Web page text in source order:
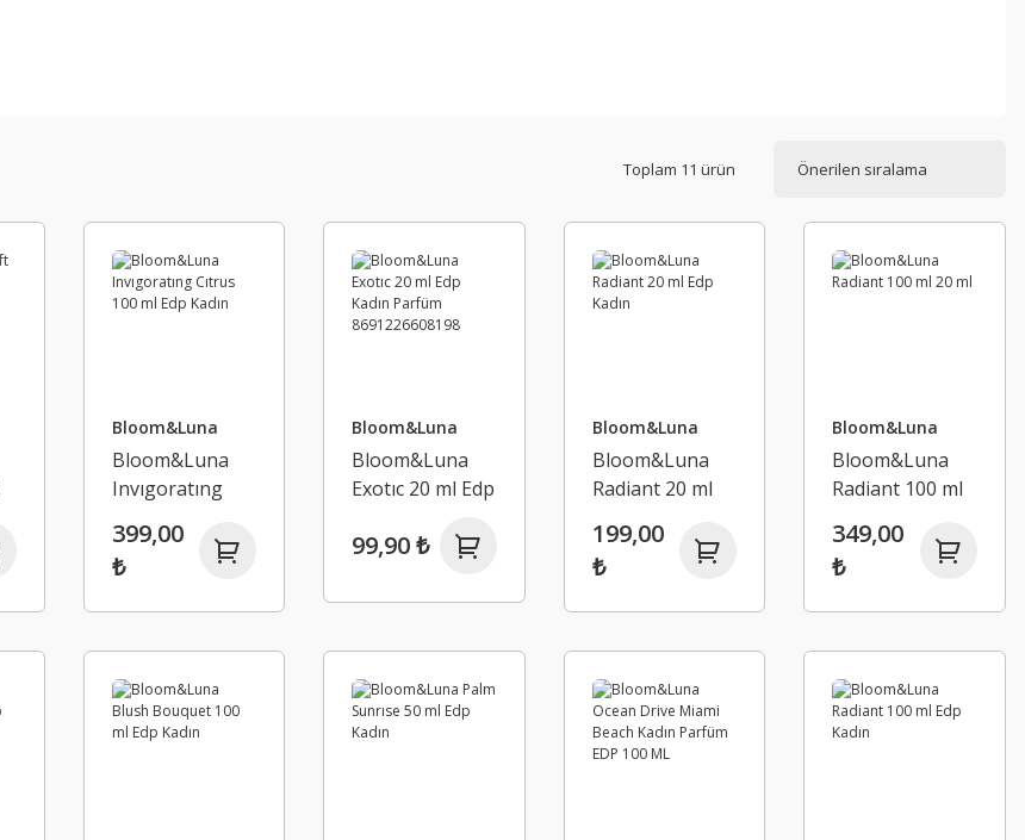
Toplam 11 ürün
Bloom&Luna
Bloom&Luna
Invıgoratıng
Edp Kadın
399,00
₺
Bloom&Luna
Bloom&Luna
Exotıc 20 ml Edp
8691226608198
99,90 ₺
Bloom&Luna
Bloom&Luna
Radiant 20 ml
199,00
₺
Bloom&Luna
Bloom&Luna
Radiant 100 ml
349,00
₺